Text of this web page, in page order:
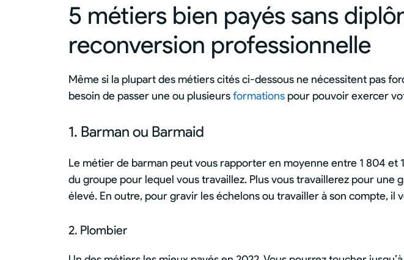
5 métiers bien payés sans
reconversion professionnelle
Même si la plupart des métiers cités ci-dessous ne nécessitent pas
besoin de passer une ou plusieursformations pour pouvoir exercer
1. Barman ou Barmaid
Le métier de barman peut vous rapporter en moyenne entre 1 804 et
du groupe pour lequel vous travaillez. Plus vous travaillerez pour une
élevé. En outre, pour gravir les échelons ou travailler à son compte, il
2. Plombier